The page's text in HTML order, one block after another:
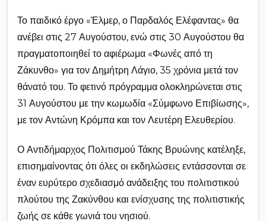
Το παιδικό έργο «Έλμερ, ο Παρδαλός Ελέφαντας» θα
ανέβει στις 27 Αυγούστου, ενώ στις 30 Αυγούστου θα
πραγματοποιηθεί το αφιέρωμα «Φωνές από τη
Ζάκυνθο» για τον Δημήτρη Λάγιο, 35 χρόνια μετά τον
θάνατό του. Το φετινό πρόγραμμα ολοκληρώνεται στις
31 Αυγούστου με την κωμωδία «Σύμφωνο Επιβίωσης»,
με τον Αντώνη Κρόμπα και τον Λευτέρη Ελευθερίου.
Ο Αντιδήμαρχος Πολιτισμού Τάκης Βρυώνης κατέληξε,
επισημαίνοντας ότι όλες οι εκδηλώσεις εντάσσονται σε
έναν ευρύτερο σχεδιασμό ανάδειξης του πολιτιστικού
πλούτου της Ζακύνθου και ενίσχυσης της πολιτιστικής
ζωής σε κάθε γωνιά του νησιού.